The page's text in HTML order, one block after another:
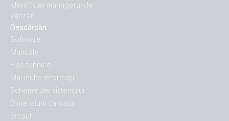
Descărcări
Software
Manuale
Fișe tehnice
Mai multe informaţii
Scheme ale sistemului
Dimensiuni carcasă
Broșuri
Identificați managerul de
vânzări